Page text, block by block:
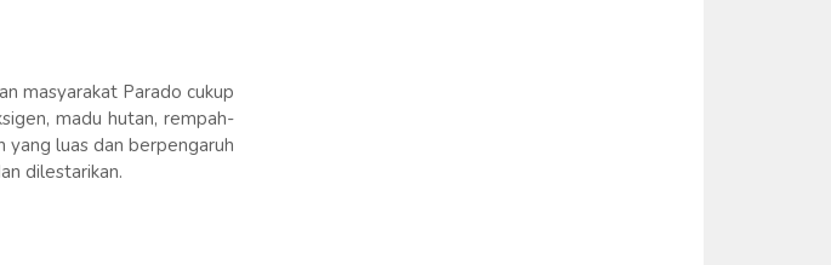
masyarakat Parado cukup
madu hutan, rempah-
yang luas dan berpengaruh
dilestarikan.